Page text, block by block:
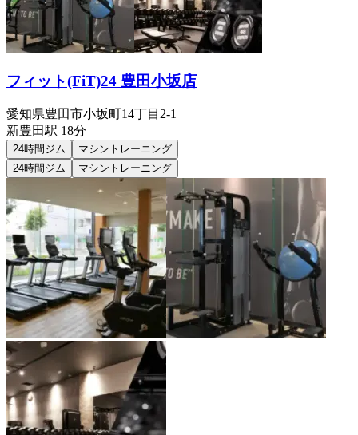
フィット(FiT)24 豊田小坂店
愛知県豊田市小坂町14丁目2-1
新豊田駅 18分
24時間ジム
マシントレーニング
24時間ジム
マシントレーニング